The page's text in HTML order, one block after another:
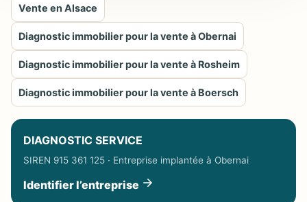
Vente en Alsace
Diagnostic immobilier pour la vente à Obernai
Diagnostic immobilier pour la vente à Rosheim
Diagnostic immobilier pour la vente à Boersch
DIAGNOSTIC SERVICE
SIREN 915 361 125 · Entreprise implantée à Obernai
Identifier l’entreprise